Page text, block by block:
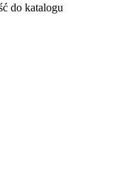
do katalogu